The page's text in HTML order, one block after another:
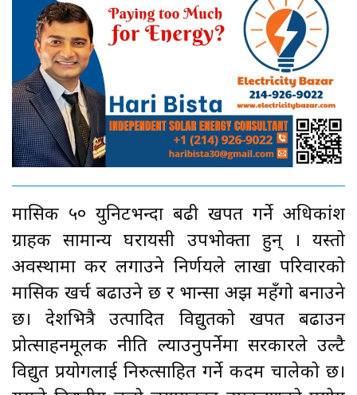
मासिक ५० युनिटभन्दा बढी खपत गर्ने अधिकांश
ग्राहक सामान्य घरायसी उपभोक्ता हुन् । यस्तो
अवस्थामा कर लगाउने निर्णयले लाखौँ परिवारको
मासिक खर्च बढाउने छ र भान्सा अझ महँगो बनाउने
छ। देशभित्रै उत्पादित विद्युतको खपत बढाउन
प्रोत्साहनमूलक नीति ल्याउनुपर्नेमा सरकारले उल्टै
विद्युत प्रयोगलाई निरुत्साहित गर्ने कदम चालेको छ।